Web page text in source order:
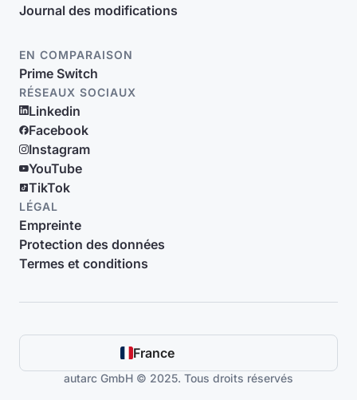
Journal des modifications
EN COMPARAISON
Prime Switch
RÉSEAUX SOCIAUX
Linkedin
Facebook
Instagram
YouTube
TikTok
LÉGAL
Empreinte
Protection des données
Termes et conditions
France
autarc GmbH © 2025. Tous droits réservés